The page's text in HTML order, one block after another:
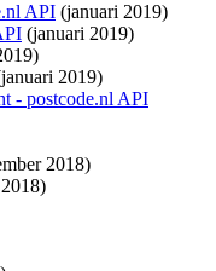
API (januari 2019)
(januari 2019)
2019)
- postcode.nl API
2018)